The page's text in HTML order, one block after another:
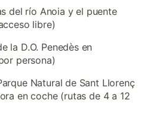
del río Anoia y el puente
libre)
la D.O. Penedès en
persona)
Natural de Sant Llorenç
en coche (rutas de 4 a 12